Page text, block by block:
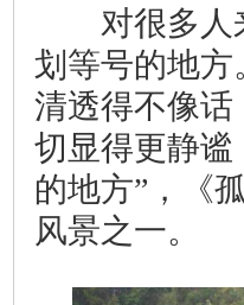
对很多人来
划等号的地
清透得不像
切显得更静谧
的地方”，《
风景之一。